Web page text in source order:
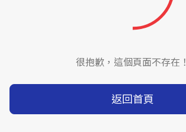
很抱歉，這個頁面不存在！
返回首頁